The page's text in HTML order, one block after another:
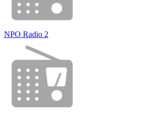
NPO Radio 2